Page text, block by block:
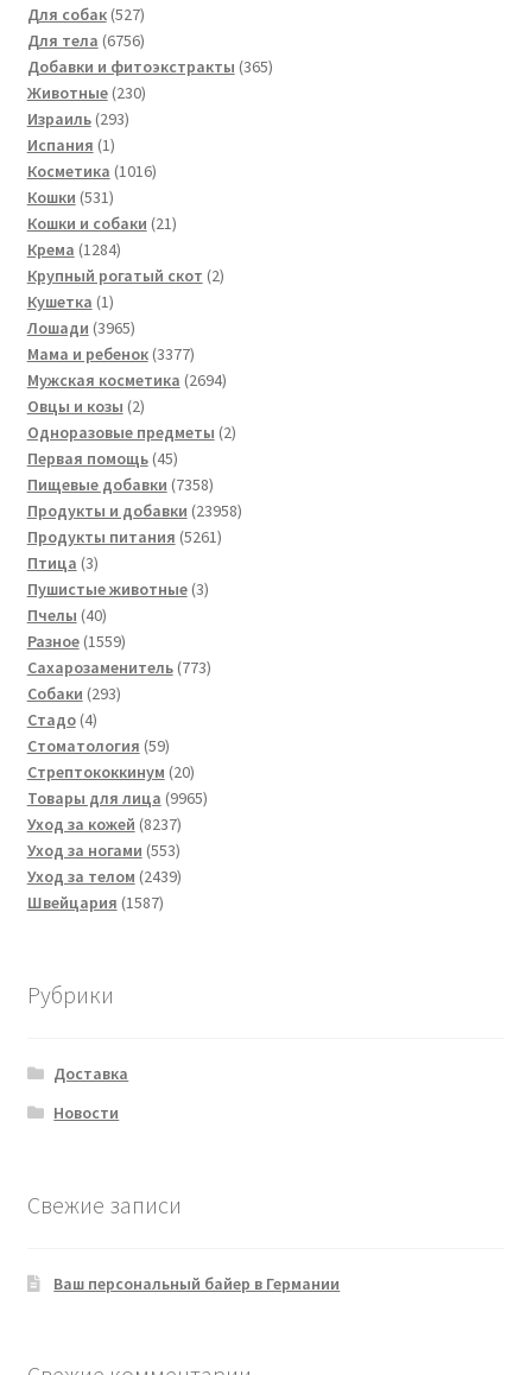
Для собак 527527
товаров
Для тела 67566756
товаров
Добавки и фитоэкстракты 365365
Животные 230230
Израиль 293293
Испания 11
товар
Косметика 10161016
Кошки 531531
товар
Кошки и собаки 2121
Крема 12841284
товара
Крупный рогатый скот 22
Кушетка 11
товар
Лошади 39653965
товаров
Мама и ребенок 33773377
товаров
Мужская косметика 26942694
Овцы и козы 22
товара
Одноразовые предметы 22
Первая помощь 4545
товаров
Пищевые добавки 73587358
товаров
Продукты и добавки 2395823958
Продукты питания 52615261
Птица 33
товара
Пушистые животные 33
Пчелы 4040
товаров
Разное 15591559
товаров
Сахарозаменитель 773773
Собаки 293293
Стадо 44
товара
Стоматология 5959
товаров
Стрептококкинум 2020
товаров
Товары для лица 99659965
Уход за кожей 82378237
товаров
Уход за ногами 553553
товара
Уход за телом 24392439
Швейцария 15871587
Рубрики
Доставка
Новости
Свежие записи
Ваш персональный байер в Германии